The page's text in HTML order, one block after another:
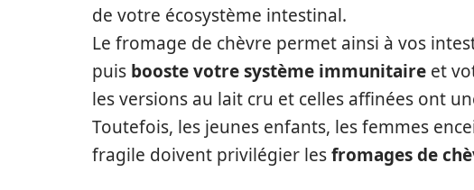
de votre écosystème intestinal.
Le fromage de chèvre permet ainsi à vos
puis booste votre système immunitaire et
les versions au lait cru et celles affinées ont
Toutefois, les jeunes enfants, les femmes
fragile doivent privilégier lesfromages de